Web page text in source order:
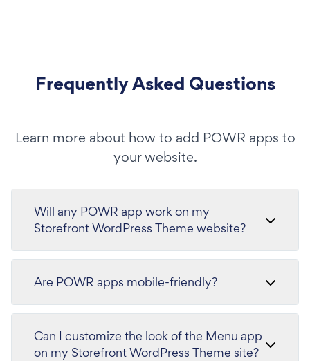
Frequently Asked Questions
Learn more about how to add POWR apps to
your website.
Will any POWR app work on my
Storefront WordPress Theme website?
Are POWR apps mobile-friendly?
Can I customize the look of the Menu app
on my Storefront WordPress Theme site?